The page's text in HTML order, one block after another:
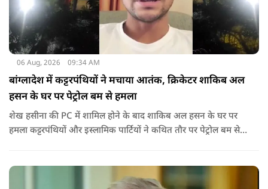
06 Aug, 2026 09:34 AM
बांग्लादेश में कट्टरपंथियों ने मचाया आतंक, क्रिकेटर शाकिब अल
हसन के घर पर पेट्रोल बम से हमला
शेख हसीना की PC में शामिल होने के बाद शाकिब अल हसन के घर पर
हमला कट्टरपंथियों और इस्लामिक पार्टियों ने कथित तौर पर पेट्रोल बम से
जरिए संबोधन दिया था.